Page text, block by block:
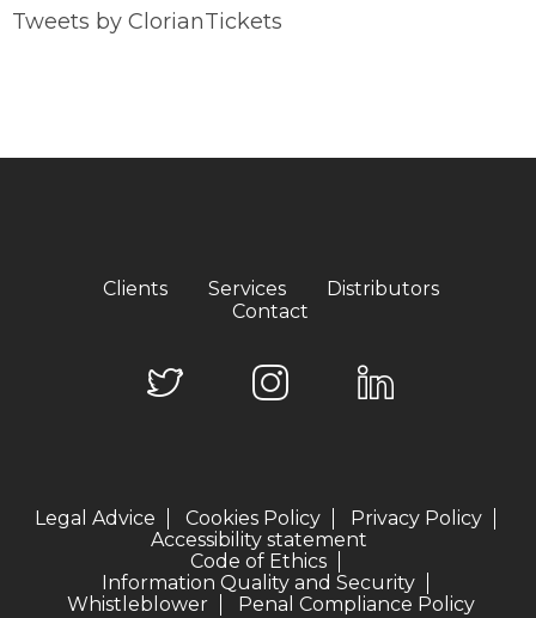
Tweets by ClorianTickets
Clients Services
Distributors
Contact
Legal Advice Cookies Policy
Privacy Policy
Accessibility statement
Code of Ethics
Information Quality and Security
Whistleblower
Penal Compliance Policy